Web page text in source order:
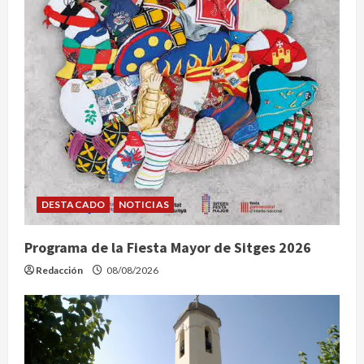
d
a
s
DESTACADO NOTICIAS
Programa de la Fiesta Mayor de Sitges 2026
Redacción 08/08/2026